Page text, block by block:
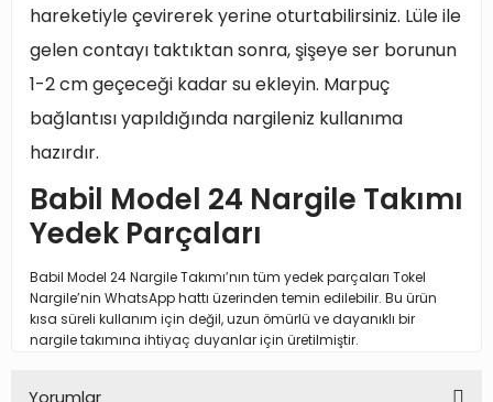
hareketiyle çevirerek yerine oturtabilirsiniz. Lüle ile
gelen contayı taktıktan sonra, şişeye ser borunun
1-2 cm geçeceği kadar su ekleyin. Marpuç
bağlantısı yapıldığında nargileniz kullanıma
hazırdır.
Babil Model 24 Nargile Takımı
Yedek Parçaları
Babil Model 24 Nargile Takımı’nın tüm yedek parçaları Tokel
Nargile’nin WhatsApp hattı üzerinden temin edilebilir. Bu ürün
kısa süreli kullanım için değil, uzun ömürlü ve dayanıklı bir
nargile takımına ihtiyaç duyanlar için üretilmiştir.
Yorumlar